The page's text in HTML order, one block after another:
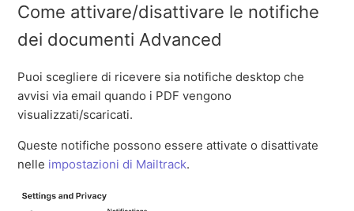
Come attivare/disattivare le notifiche
dei documenti Advanced
Puoi scegliere di ricevere sia notifiche desktop che
avvisi via email quando i PDF vengono
visualizzati/scaricati.
Queste notifiche possono essere attivate o disattivate
nelle impostazioni di Mailtrack.